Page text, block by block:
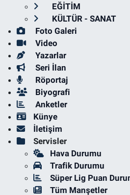
EĞİTİM
KÜLTÜR - SANAT
Foto Galeri
Video
Yazarlar
Seri İlan
Röportaj
Biyografi
Anketler
Künye
İletişim
Servisler
Hava Durumu
Trafik Durumu
Süper Lig Puan
Tüm Manşetler